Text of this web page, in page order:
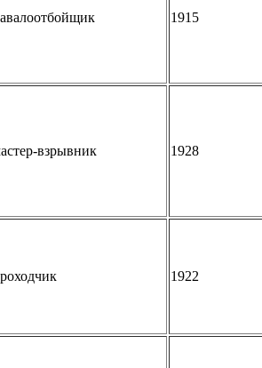
1915
взрывник 1928
1922